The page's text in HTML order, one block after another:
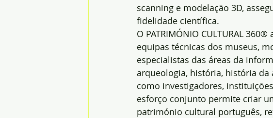
scanning e modelação 3D,
fidelidade científica.
O PATRIMÓNIO CULTURAL
equipas técnicas dos museus,
especialistas das áreas da
arqueologia, história, história da
como investigadores,
esforço conjunto permite criar
património cultural português,